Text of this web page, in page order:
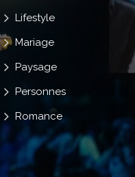
Lifestyle
Mariage
Paysage
Personnes
Romance